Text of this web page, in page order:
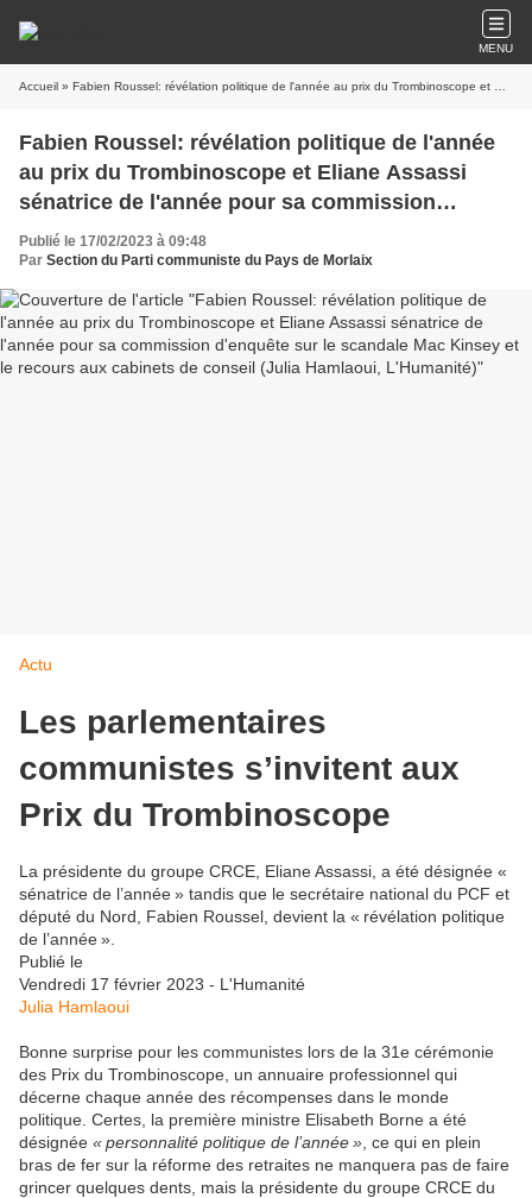
MENU
Accueil » Fabien Roussel: révélation politique de l'année au prix du Trombinoscope et Eliane Assassi sénatrice de l'année pour sa commission d'enquête sur le scandale Mac Kinsey et le recours aux cabinets de conseil (Julia Hamlaoui, L'Humanité)
Fabien Roussel: révélation politique de l'année
au prix du Trombinoscope et Eliane Assassi
sénatrice de l'année pour sa commission
d'enquête sur le scandale Mac Kinsey et le
recours aux cabinets de conseil (Julia Hamlaoui,
L'Humanité)
Publié le 17/02/2023 à 09:48
Par Section du Parti communiste du Pays de Morlaix
Actu
Les parlementaires
communistes s’invitent aux
Prix du Trombinoscope
La présidente du groupe CRCE, Eliane Assassi, a été désignée «
sénatrice de l’année » tandis que le secrétaire national du PCF et
député du Nord, Fabien Roussel, devient la « révélation politique
de l’année ».
Publié le
Vendredi 17 février 2023 - L'Humanité
Julia Hamlaoui
Bonne surprise pour les communistes lors de la 31e cérémonie
des Prix du Trombinoscope, un annuaire professionnel qui
décerne chaque année des récompenses dans le monde
politique. Certes, la première ministre Elisabeth Borne a été
désignée « personnalité politique de l’année » , ce qui en plein
bras de fer sur la réforme des retraites ne manquera pas de faire
grincer quelques dents, mais la présidente du groupe CRCE du